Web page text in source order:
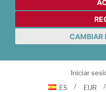
CAMBIAR
Iniciar
ES
EUR